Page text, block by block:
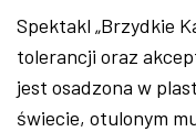
Spektakl „Brzydkie
tolerancji oraz
jest osadzona w
świecie, otulonym